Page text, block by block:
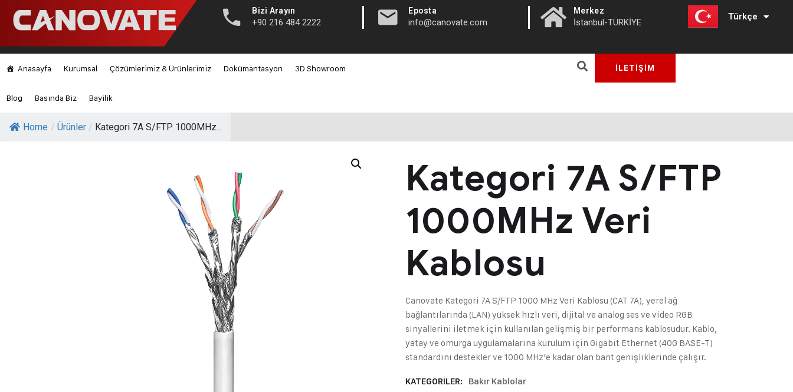
Bizi Arayın
+90 216 484 2222 | Eposta
info@canovate.com | Merkez
İstanbul-TÜRKİYE
Türkçe
English
Anasayfa Kurumsal Çözümlerimiz & Ürünlerimiz Dokümantasyon 3D Showroom
Blog Basında Biz Bayilik
İLETİŞİM
Home / Ürünler / Kategori 7A S/FTP 1000MHz...
Kategori 7A S/FTP
1000MHz Veri
Kablosu
Canovate Kategori 7A S/FTP 1000 MHz Veri Kablosu (CAT 7A), yerel ağ
bağlantılarında (LAN) yüksek hızlı veri, dijital ve analog ses ve video RGB
sinyallerini iletmek için kullanılan gelişmiş bir performans kablosudur. Kablo,
yatay ve omurga uygulamalarına kurulum için Gigabit Ethernet (40G BASE-T)
standardını destekler ve 1000 MHz’e kadar olan bant genişliklerinde çalışır.
KATEGORILER: Bakır Kablolar